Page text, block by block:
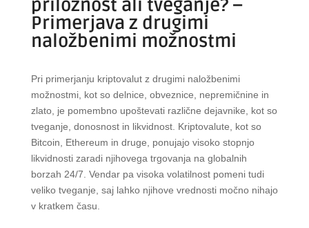
priložnost ali tveganje? –
Primerjava z drugimi
naložbenimi možnostmi
Pri primerjanju kriptovalut z drugimi naložbenimi
možnostmi, kot so delnice, obveznice, nepremičnine in
zlato, je pomembno upoštevati različne dejavnike, kot so
tveganje, donosnost in likvidnost. Kriptovalute, kot so
Bitcoin, Ethereum in druge, ponujajo visoko stopnjo
likvidnosti zaradi njihovega trgovanja na globalnih
borzah 24/7. Vendar pa visoka volatilnost pomeni tudi
veliko tveganje, saj lahko njihove vrednosti močno nihajo
v kratkem času.